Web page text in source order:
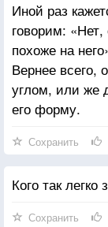
Иной раз
говорим:
похоже на
Вернее всего,
углом, или же
его форму.
Сохранить
Кого так легко
Сохранить